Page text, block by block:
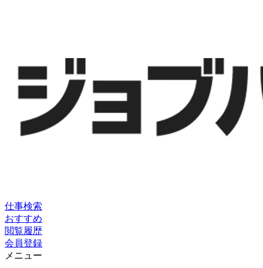
仕事検索
おすすめ
閲覧履歴
会員登録
メニュー